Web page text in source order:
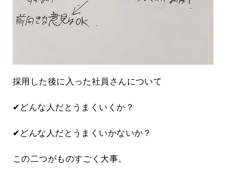
採用した後に入った社員さんについて
✔どんな人だとうまくいくか？
✔どんな人だとうまくいかないか？
この二つがものすごく大事。